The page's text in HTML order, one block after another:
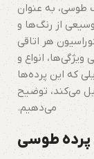
طوسی، به عنوان
از رنگ‌ها و
هر اتاقی
انواع و
که این پرده‌ها
می‌کند، توضیح
می‌دهیم.
پرده طوسی